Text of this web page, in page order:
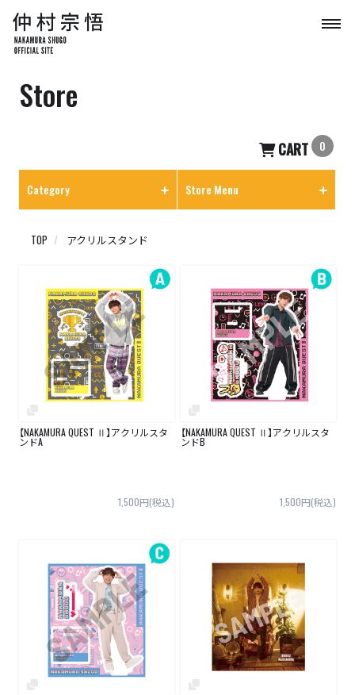
Store
CART 0
Category Store Menu
TOP アクリルスタンド
【NAKAMURA QUEST Ⅱ】アクリルスタ
ンドA
1,500円(税込)
【NAKAMURA QUEST Ⅱ】アクリルスタ
ンドB
1,500円(税込)